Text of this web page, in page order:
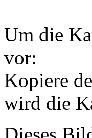
Um die
vor:
Kopiere
wird die